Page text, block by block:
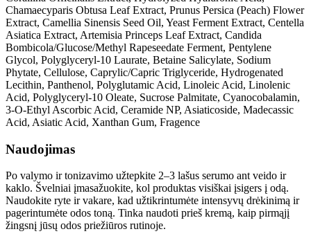
Chamaecyparis Obtusa Leaf Extract, Prunus Persica (Peach) Flower
Extract, Camellia Sinensis Seed Oil, Yeast Ferment Extract, Centella
Asiatica Extract, Artemisia Princeps Leaf Extract, Candida
Bombicola/Glucose/Methyl Rapeseedate Ferment, Pentylene
Glycol, Polyglyceryl-10 Laurate, Betaine Salicylate, Sodium
Phytate, Cellulose, Caprylic/Capric Triglyceride, Hydrogenated
Lecithin, Panthenol, Polyglutamic Acid, Linoleic Acid, Linolenic
Acid, Polyglyceryl-10 Oleate, Sucrose Palmitate, Cyanocobalamin,
3-O-Ethyl Ascorbic Acid, Ceramide NP, Asiaticoside, Madecassic
Acid, Asiatic Acid, Xanthan Gum, Fragence
Naudojimas
Po valymo ir tonizavimo užtepkite 2–3 lašus serumo ant veido ir
kaklo. Švelniai įmasažuokite, kol produktas visiškai įsigers į odą.
Naudokite ryte ir vakare, kad užtikrintumėte intensyvų drėkinimą ir
pagerintumėte odos toną. Tinka naudoti prieš kremą, kaip pirmąjį
žingsnį jūsų odos priežiūros rutinoje.